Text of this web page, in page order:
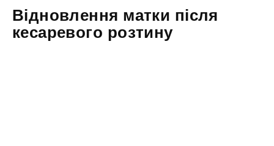
Відновлення матки після
кесаревого розтину